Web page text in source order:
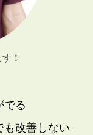
！
でる
も改善しない